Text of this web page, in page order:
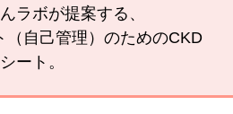
ラボが提案する、
（自己管理）のためのCKD
シート。